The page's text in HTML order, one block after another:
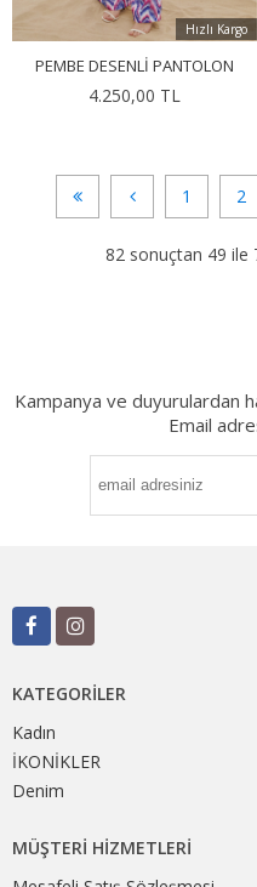
Hızlı Kargo
PEMBE DESENLI PANTOLON
4.250,00 TL
1 2
82 sonuçtan 49 ile
Kampanya ve duyurulardan
Email
KATEGORILER
Kadın
İKONİKLER
Denim
MÜŞTERI HIZMETLERI